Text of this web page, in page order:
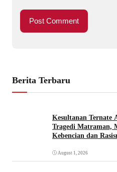
Berita Terbaru
Kesultanan Ternate
Tragedi Matraman,
Kebencian dan
August 1, 2026